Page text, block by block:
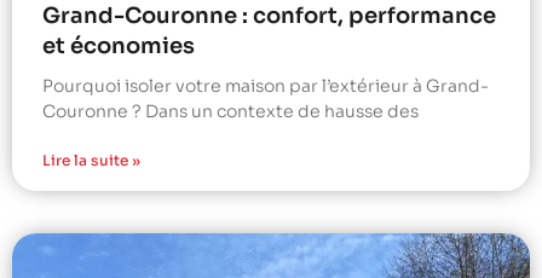
Grand-Couronne : confort, performance
et économies
Pourquoi isoler votre maison par l’extérieur à Grand-
Couronne ? Dans un contexte de hausse des
Lire la suite »